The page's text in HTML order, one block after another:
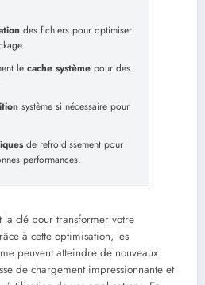
des fichiers pour optimiser
le cache système pour des
système si nécessaire pour
de refroidissement pour
performances.
la clé pour transformer votre
à cette optimisation, les
peuvent atteindre de nouveaux
de chargement impressionnante et